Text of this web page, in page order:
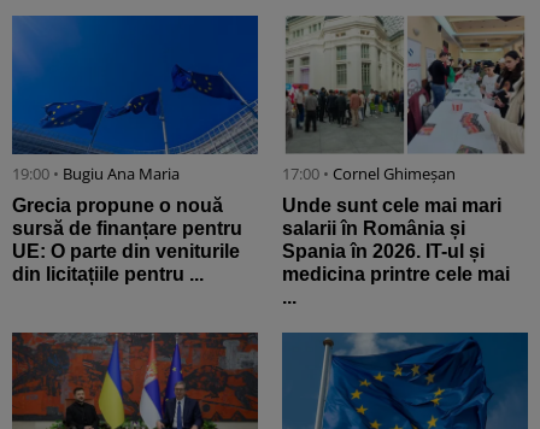
19:00 • Bugiu ⁠Ana Maria
Grecia propune o nouă
sursă de finanțare pentru
UE: O parte din veniturile
din licitațiile pentru ...
17:00 • Cornel Ghimeșan
Unde sunt cele mai mari
salarii în România și
Spania în 2026. IT-ul și
medicina printre cele mai
...